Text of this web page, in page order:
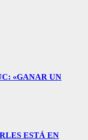
«GANAR UN
ESTÁ EN